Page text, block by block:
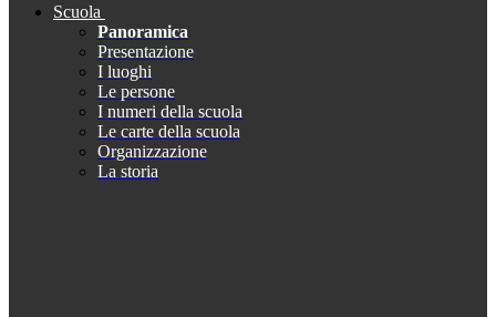
Scuola
Panoramica
Presentazione
I luoghi
Le persone
I numeri della scuola
Le carte della scuola
Organizzazione
La storia